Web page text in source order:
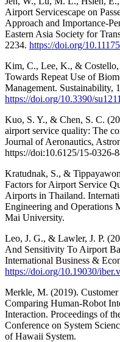
Airport Servicescape on
Approach and Importance-
Eastern Asia Society for
2234. https://doi.org/
Kim, C., Lee, K., & Costello,
Towards Repeat Use of
Management. Sustainability,
https://doi.org/10.3390/
Kuo, S. Y., & Chen, S. C.
airport service quality: The
Journal of Aeronautics,
https://doi:10.6125/15-0326-
Kratudnak, S., &
Factors for Airport Service
Airports in Thailand.
Engineering and Operations
Mai University.
Leo, J. G., & Lawler, J. P.
And Sensitivity To Airport
International Business &
https://doi.org/10.19030/
Merkle, M. (2019). Customer
Comparing Human-Robot
Interaction. Proceedings of
Conference on System
of Hawaii System.